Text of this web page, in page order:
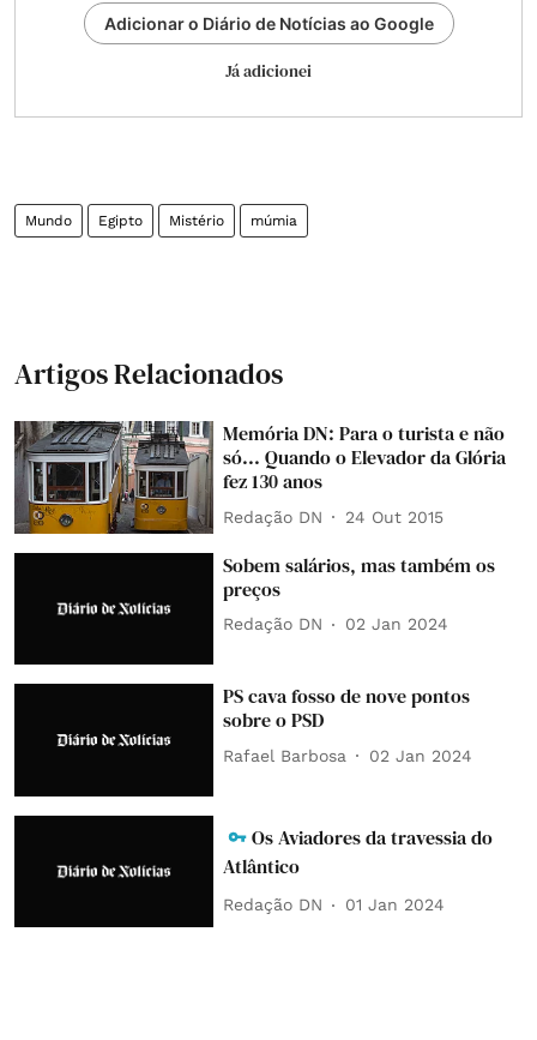
Adicionar o Diário de Notícias ao Google
Já adicionei
Mundo Egipto Mistério múmia
Artigos Relacionados
Memória DN: Para o turista e não
só... Quando o Elevador da Glória
fez 130 anos
Redação DN 24 Out 2015
Sobem salários, mas também os
preços
Redação DN 02 Jan 2024
PS cava fosso de nove pontos
sobre o PSD
Rafael Barbosa 02 Jan 2024
Os Aviadores da travessia do
Atlântico
Redação DN 01 Jan 2024